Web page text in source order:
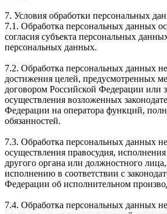
7. Условия обработки персональных
7.1. Обработка персональных данных
согласия субъекта персональных
персональных данных.
7.2. Обработка персональных данных
достижения целей, предусмотренных
договором Российской Федерации или
осуществления возложенных
Федерации на оператора функций,
обязанностей.
7.3. Обработка персональных данных
осуществления правосудия, исполнения
другого органа или должностного
исполнению в соответствии с
Федерации об исполнительном
7.4. Обработка персональных данных